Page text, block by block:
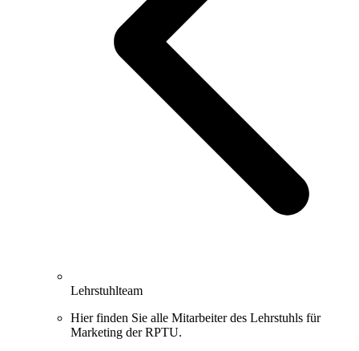
Lehrstuhlteam
Hier finden Sie alle Mitarbeiter des Lehrstuhls für
Marketing der RPTU.